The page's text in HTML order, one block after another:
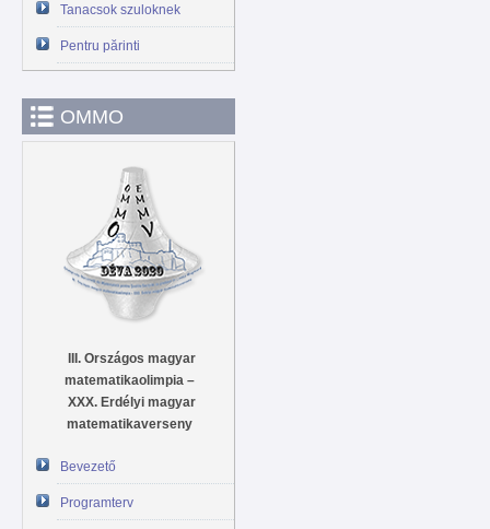
Tanacsok szuloknek
Pentru părinti
OMMO
III. Országos magyar
matematikaolimpia –
XXX. Erdélyi magyar
matematikaverseny
Bevezető
Programterv